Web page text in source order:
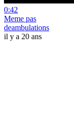
0:42
Meme pas
deambulations
il y a 20 ans